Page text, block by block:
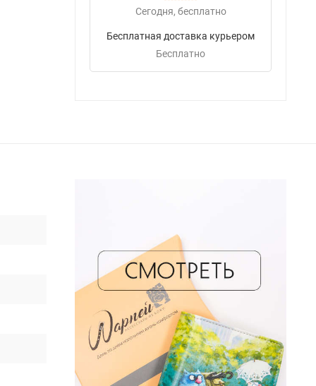
Сегодня
Бесплатно
Бесплатная доставка курьером
Бесплатно